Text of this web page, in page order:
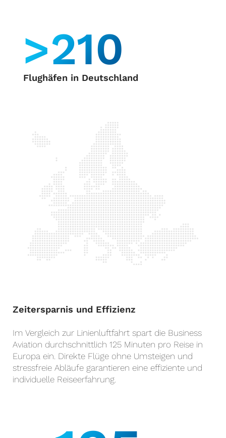
>210
Flughäfen in Deutschland
Zeitersparnis und Effizienz
Im Vergleich zur Linienluftfahrt spart die Business
Aviation durchschnittlich 125 Minuten pro Reise in
Europa ein. Direkte Flüge ohne Umsteigen und
stressfreie Abläufe garantieren eine effiziente und
individuelle Reiseerfahrung.